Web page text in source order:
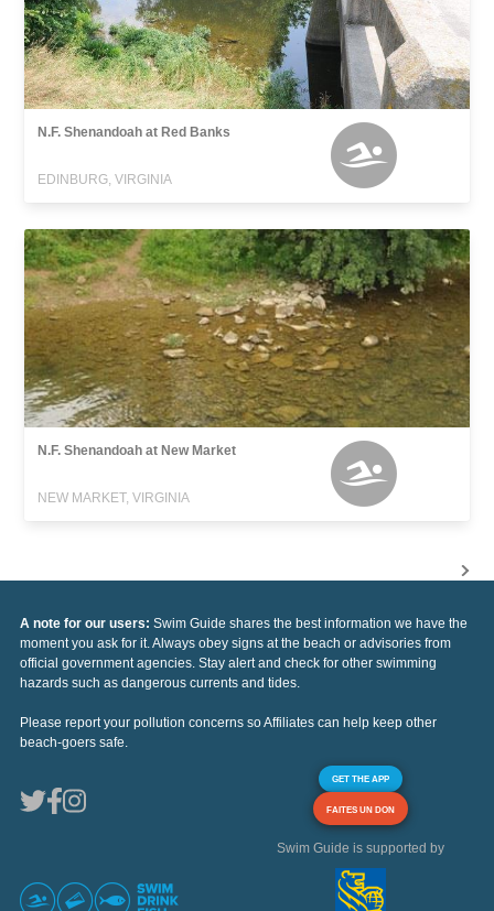
N.F. Shenandoah at Red Banks
EDINBURG, VIRGINIA
N.F. Shenandoah at New Market
NEW MARKET, VIRGINIA
A note for our users: Swim Guide shares the best information we have the
moment you ask for it. Always obey signs at the beach or advisories from
official government agencies. Stay alert and check for other swimming
hazards such as dangerous currents and tides.
Please report your pollution concerns so Affiliates can help keep other
beach-goers safe.
GET THE APP
FAITES UN DON
Swim Guide is supported by